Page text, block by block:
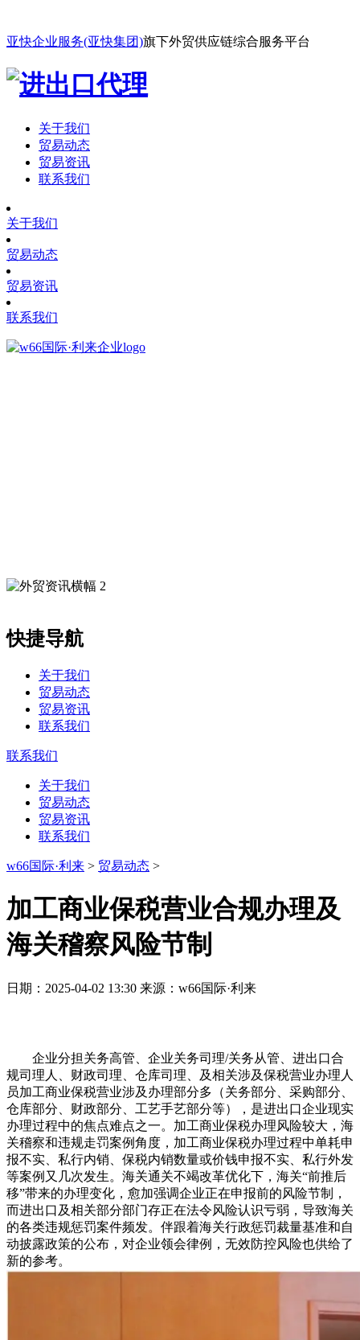
亚快企业服务(亚快集团)旗下外贸供应链综合服务平台
关于我们
贸易动态
贸易资讯
联系我们
关于我们
贸易动态
贸易资讯
联系我们
快捷导航
关于我们
贸易动态
贸易资讯
联系我们
联系我们
关于我们
贸易动态
贸易资讯
联系我们
w66国际·利来 > 贸易动态 >
加工商业保税营业合规办理及
海关稽察风险节制
日期：2025-04-02 13:30 来源：w66国际·利来
企业分担关务高管、企业关务司理/关务从管、进出口合
规司理人、财政司理、仓库司理、及相关涉及保税营业办理人
员加工商业保税营业涉及办理部分多（关务部分、采购部分、
仓库部分、财政部分、工艺手艺部分等），是进出口企业现实
办理过程中的焦点难点之一。加工商业保税办理风险较大，海
关稽察和违规走罚案例角度，加工商业保税办理过程中单耗申
报不实、私行内销、保税内销数量或价钱申报不实、私行外发
等案例又几次发生。海关通关不竭改革优化下，海关“前推后
移”带来的办理变化，愈加强调企业正在申报前的风险节制，
而进出口及相关部分部门存正在法令风险认识亏弱，导致海关
的各类违规惩罚案件频发。伴跟着海关行政惩罚裁量基准和自
动披露政策的公布，对企业领会律例，无效防控风险也供给了
新的参考。